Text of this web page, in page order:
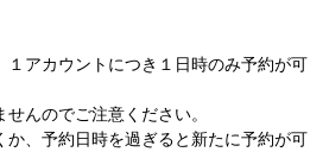
アカウントにつき１日時のみ予約が可
んのでご注意ください。
か、予約日時を過ぎると新たに予約が可